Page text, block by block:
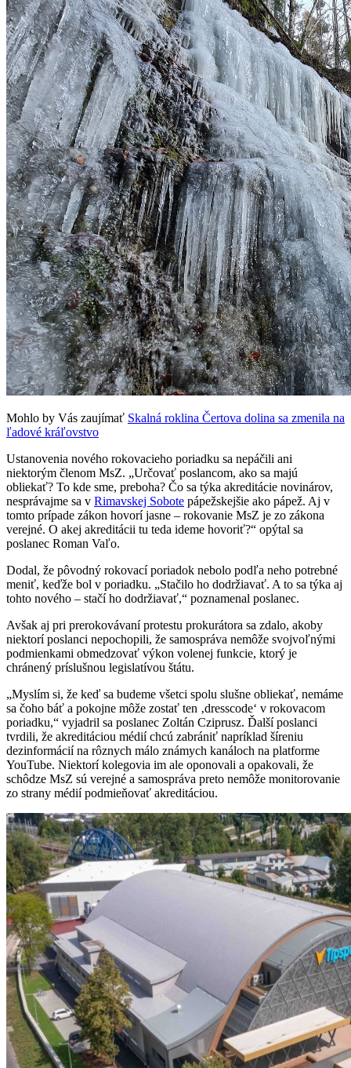
Mohlo by Vás zaujímať Skalná roklina Čertova dolina sa zmenila na
ľadové kráľovstvo
Ustanovenia nového rokovacieho poriadku sa nepáčili ani
niektorým členom MsZ. „Určovať poslancom, ako sa majú
obliekať? To kde sme, preboha? Čo sa týka akreditácie novinárov,
nesprávajme sa v Rimavskej Sobote pápežskejšie ako pápež. Aj v
tomto prípade zákon hovorí jasne – rokovanie MsZ je zo zákona
verejné. O akej akreditácii tu teda ideme hovoriť?“ opýtal sa
poslanec Roman Vaľo.
Dodal, že pôvodný rokovací poriadok nebolo podľa neho potrebné
meniť, keďže bol v poriadku. „Stačilo ho dodržiavať. A to sa týka aj
tohto nového – stačí ho dodržiavať,“ poznamenal poslanec.
Avšak aj pri prerokovávaní protestu prokurátora sa zdalo, akoby
niektorí poslanci nepochopili, že samospráva nemôže svojvoľnými
podmienkami obmedzovať výkon volenej funkcie, ktorý je
chránený príslušnou legislatívou štátu.
„Myslím si, že keď sa budeme všetci spolu slušne obliekať, nemáme
sa čoho báť a pokojne môže zostať ten ‚dresscode‘ v rokovacom
poriadku,“ vyjadril sa poslanec Zoltán Cziprusz. Ďalší poslanci
tvrdili, že akreditáciou médií chcú zabrániť napríklad šíreniu
dezinformácií na rôznych málo známych kanáloch na platforme
YouTube. Niektorí kolegovia im ale oponovali a opakovali, že
schôdze MsZ sú verejné a samospráva preto nemôže monitorovanie
zo strany médií podmieňovať akreditáciou.